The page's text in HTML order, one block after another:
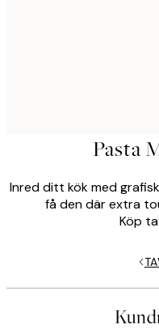
Pasta
Inred ditt kök med
få den där extra
Köp